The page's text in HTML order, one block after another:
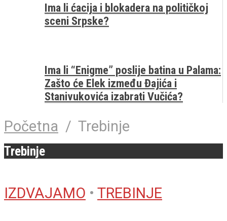
Ima li ćacija i blokadera na političkoj
sceni Srpske?
Ima li “Enigme” poslije batina u Palama:
Zašto će Elek između Đajića i
Stanivukovića izabrati Vučića?
Početna / Trebinje
Trebinje
IZDVAJAMO • TREBINJE